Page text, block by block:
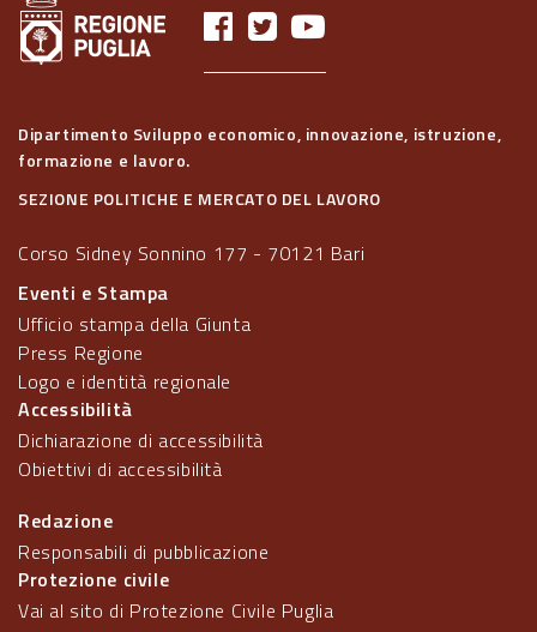
Dipartimento Sviluppo economico, innovazione, istruzione,
formazione e lavoro.
SEZIONE POLITICHE E MERCATO DEL LAVORO
Corso Sidney Sonnino 177 - 70121 Bari
Eventi e Stampa
Ufficio stampa della Giunta
Press Regione
Logo e identità regionale
Accessibilità
Dichiarazione di accessibilità
Obiettivi di accessibilità
Redazione
Responsabili di pubblicazione
Protezione civile
Vai al sito di Protezione Civile Puglia